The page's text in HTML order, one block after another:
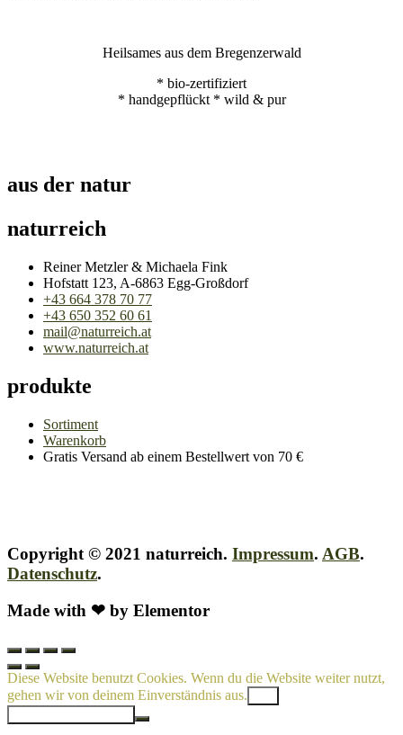
Heilsames aus dem Bregenzerwald
* bio-zertifiziert
* handgepflückt * wild & pur
aus der natur
naturreich
Reiner Metzler & Michaela Fink
Hofstatt 123, A-6863 Egg-Großdorf
+43 664 378 70 77
+43 650 352 60 61
mail@naturreich.at
www.naturreich.at
produkte
Sortiment
Warenkorb
Gratis Versand ab einem Bestellwert von 70 €
Copyright © 2021 naturreich. Impressum. AGB.
Datenschutz.
Made with ❤ by Elementor
Diese Website benutzt Cookies. Wenn du die Website weiter nutzt,
gehen wir von deinem Einverständnis aus.